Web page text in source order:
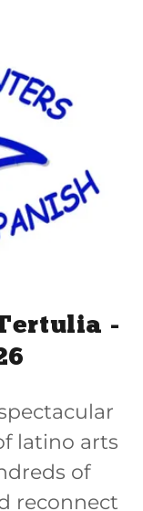
-
latino arts
of
reconnect